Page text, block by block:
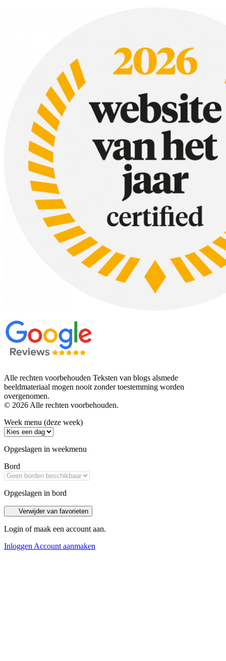
Alle rechten voorbehouden Teksten van blogs alsmede
beeldmateriaal mogen nooit zonder toestemming worden
overgenomen.
© 2026 Alle rechten voorbehouden.
Week menu (deze week)
Opgeslagen in weekmenu
Bord
Opgeslagen in bord
Verwijder van favorieten
Login of maak een account aan.
Inloggen Account aanmaken